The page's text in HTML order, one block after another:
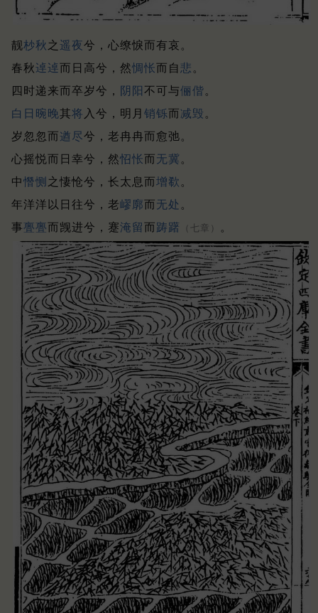
靓杪秋 之 遥夜兮，心缭悷而有哀。
春秋逴逴而日高兮，然惆怅而自 悲 。
四时递来而卒岁兮，
阴阳 不可与俪偕。
白日 晼晚其将 入兮，明月 销铄而减毁 。
岁忽忽而遒尽兮，老冉冉而愈弛。
心摇悦而日幸兮，然怊怅而无冀 。
中憯恻 之悽怆兮，长太息而增欷 。
年洋洋以日往兮，老嵺廓而无处 。
事亹亹而觊进兮，蹇淹留而踌躇 （七章） 。